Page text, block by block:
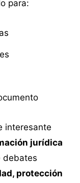
para:
interesante
jurídica
debates
protección